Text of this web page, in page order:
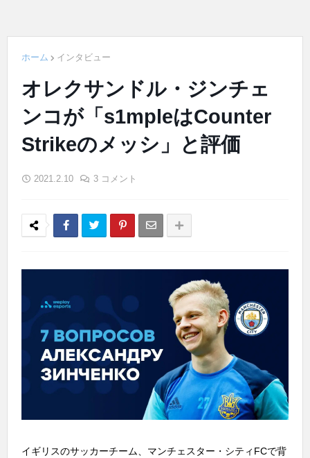
ホーム インタビュー
オレクサンドル・ジンチェ
ンコが「s1mpleはCounter
Strikeのメッシ」と評価
2021.2.10 3 コメント
イギリスのサッカーチーム、マンチェスター・シティFCで背